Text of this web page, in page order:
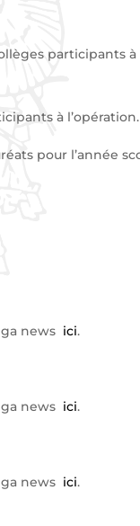
participants
à l’opération.
pour l’année
news ici.
news ici.
news ici.